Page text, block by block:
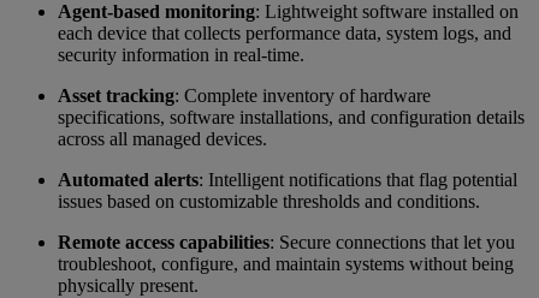
Agent-based monitoring: Lightweight software installed on
each device that collects performance data, system logs, and
security information in real-time.
Asset tracking: Complete inventory of hardware
specifications, software installations, and configuration details
across all managed devices.
Automated alerts: Intelligent notifications that flag potential
issues based on customizable thresholds and conditions.
Remote access capabilities: Secure connections that let you
troubleshoot, configure, and maintain systems without being
physically present.